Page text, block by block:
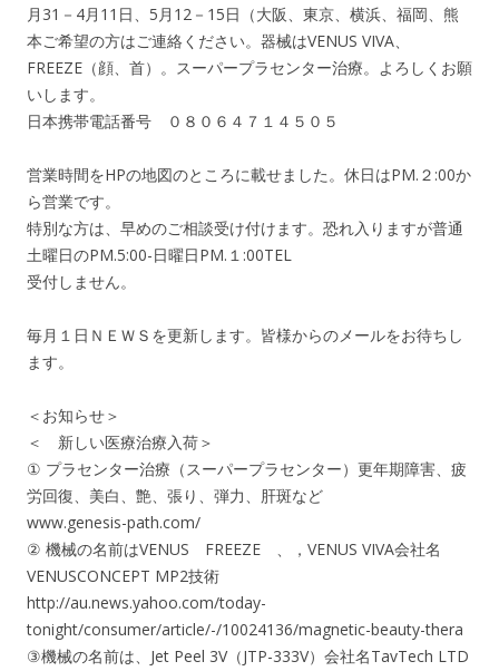
月31－4月11日、5月12－15日（大阪、東京、横浜、福岡、熊
本ご希望の方はご連絡ください。器械はVENUS VIVA、
FREEZE（顔、首）。スーパープラセンター治療。よろしくお願
いします。
日本携帯電話番号 ０８０６４７１４５０５
営業時間をHPの地図のところに載せました。休日はPM.２:00か
ら営業です。
特別な方は、早めのご相談受け付けます。恐れ入りますが普通
土曜日のPM.5:00-日曜日PM.１:00TEL
受付しません。
毎月１日ＮＥＷＳを更新します。皆様からのメールをお待ちし
ます。
＜お知らせ＞
＜ 新しい医療治療入荷＞
① プラセンター治療（スーパープラセンター）更年期障害、疲
労回復、美白、艶、張り、弾力、肝斑など
www.genesis-path.com/
② 機械の名前はVENUS FREEZE 、，VENUS VIVA会社名
VENUSCONCEPT MP2技術
http://au.news.yahoo.com/today-
tonight/consumer/article/-/10024136/magnetic-beauty-thera
③機械の名前は、Jet Peel 3V（JTP-333V）会社名TavTech LTD